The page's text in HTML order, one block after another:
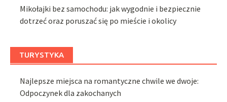
Mikołajki bez samochodu: jak wygodnie i bezpiecznie
dotrzeć oraz poruszać się po mieście i okolicy
TURYSTYKA
Najlepsze miejsca na romantyczne chwile we dwoje:
Odpoczynek dla zakochanych